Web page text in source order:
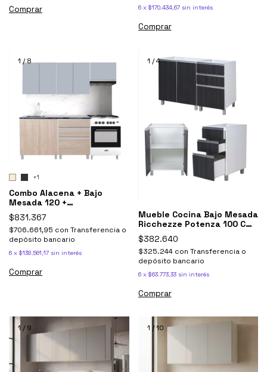
Comprar 6 x $170.434,67 sin interés
Comprar
1 /8
+1
Combo Alacena + Bajo
Mesada 120 +
Sobrepurificador Potenza
$831.367
$706.661,95 con Transferencia o
depósito bancario
6 x $138.561,17 sin interés
Comprar
1 /4
Mueble Cocina Bajo Mesada
Ricchezze Potenza 100 Cm
Negro Antracita
$382.640
$325.244 con Transferencia o
depósito bancario
6 x $63.773,33 sin interés
Comprar
1 /9 1 /10